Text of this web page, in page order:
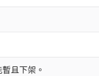
且下架。